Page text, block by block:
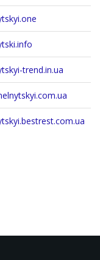
trend.in.ua